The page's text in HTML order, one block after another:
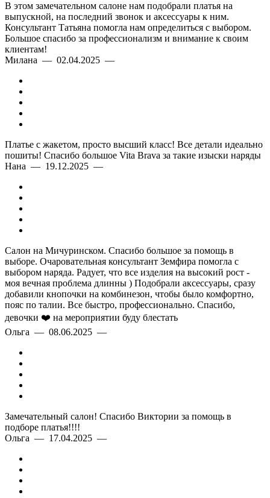
В этом замечательном салоне нам подобрали платья на
выпускной, на последний звонок и аксессуары к ним.
Консультант Татьяна помогла нам определиться с выбором.
Большое спасибо за профессионализм и внимание к своим
клиентам!
Милана — 02.04.2025 —
Платье с жакетом, просто высший класс! Все детали идеально
пошиты! Спасибо большое Vita Brava за такие изыски наряды
Нана — 19.12.2025 —
Салон на Мичуринском. Спасибо большое за помощь в
выборе. Очаровательная консультант Земфира помогла с
выбором наряда. Радует, что все изделия на высокий рост -
моя вечная проблема длинны ) Подобрали аксессуары, сразу
добавили кнопочки на комбинезон, чтобы было комфортно,
пояс по талии. Все быстро, профессионально. Спасибо,
девочки ❤️ на мероприятии буду блестать
Ольга — 08.06.2025 —
Замечательный салон! Спасибо Виктории за помощь в
подборе платья!!!!
Ольга — 17.04.2025 —